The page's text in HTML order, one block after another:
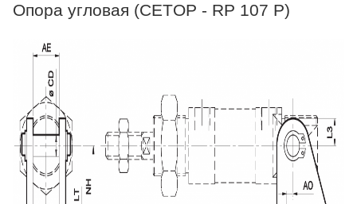
Опора угловая (CETOP - RP 107 P)